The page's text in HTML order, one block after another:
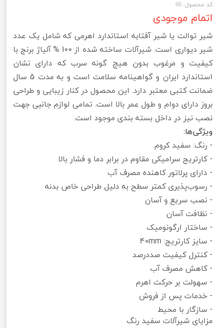
کد محصول: 60
اتمام موجودی
شیر توالت یا شیر آفتابه استاندارد اهرمی که شامل یک عدد
شیر دیواری است. شیرآلات ساخته شده از 100 % آلیاژ برنج با
کیفیت و مرغوب بدون هیچ گونه سرب که دارای نشان
استاندارد ایران و گواهینامه سلامت است و به مدت 5 سال
ضمانت کتبی معتبر دارد. این محصول در کنار زیبایی و طراحی
بروز دارای دوام و طول عمر بالا است. تمامی لوازم جانبی جهت
نصب نیز در داخل بسته بندی موجود است.
ویژگی‌ها:
- رنگ: سفید کروم
​- کارتریج سرامیکی مقاوم در برابر دما و فشار بالا
- دارای پرلاتور کاهنده مصرف آب
- رسوب‌پذیری کمتر سطح به دلیل طراحی خاص بدنه
- نصب سریع و آسان
- نظافت آسان
- ساختار ارگونومیک
- سایز کارتریج: 40mm
- کنترل کیفیت صددرصد
- کاهش مصرف آب
- سهولت بر حرکت اهرم
- خدمات پس از فروش
- سازگار با محیط
مزایای شیرآلات سفید رنگ